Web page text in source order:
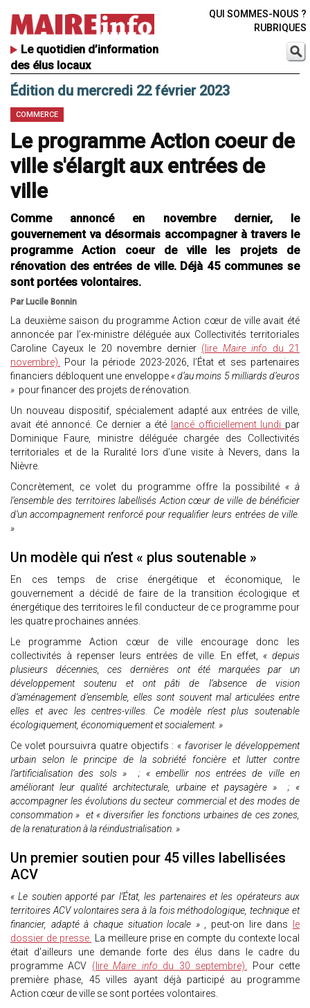
Le quotidien d’information
des élus locaux
QUI SOMMES-NOUS ?
RUBRIQUES
Édition du mercredi 22 février 2023
COMMERCE
Le programme Action coeur de
ville s'élargit aux entrées de
ville
Comme annoncé en novembre dernier, le
gouvernement va désormais accompagner à travers le
programme Action coeur de ville les projets de
rénovation des entrées de ville. Déjà 45 communes se
sont portées volontaires.
Par Lucile Bonnin
La deuxième saison du programme Action cœur de ville avait été
annoncée par l’ex-ministre déléguée aux Collectivités territoriales
Caroline Cayeux le 20 novembre dernier (lire Maire info du 21
novembre). Pour la période 2023-2026, l’État et ses partenaires
financiers débloquent une enveloppe« d’au moins 5 milliards d’euros
» pour financer des projets de rénovation.
Un nouveau dispositif, spécialement adapté aux entrées de ville,
avait été annoncé. Ce dernier a été
lancé officiellement lundi par
Dominique Faure, ministre déléguée chargée des Collectivités
territoriales et de la Ruralité lors d’une visite à Nevers, dans la
Nièvre.
Concrètement, ce volet du programme offre la possibilité « à
l’ensemble des territoires labellisés Action cœur de ville de bénéficier
d’un accompagnement renforcé pour requalifier leurs entrées de ville.
»
Un modèle qui n’est « plus soutenable »
En ces temps de crise énergétique et économique, le
gouvernement a décidé de faire de la transition écologique et
énergétique des territoires le fil conducteur de ce programme pour
les quatre prochaines années.
Le programme Action cœur de ville encourage donc les
collectivités à repenser leurs entrées de ville. En effet, « depuis
plusieurs décennies, ces dernières ont été marquées par un
développement soutenu et ont pâti de l’absence de vision
d’aménagement d’ensemble, elles sont souvent mal articulées entre
elles et avec les centres-villes. Ce modèle n’est plus soutenable
écologiquement, économiquement et socialement. »
Ce volet poursuivra quatre objectifs : « favoriser le développement
urbain selon le principe de la sobriété foncière et lutter contre
l’artificialisation des sols » ; « embellir nos entrées de ville en
améliorant leur qualité architecturale, urbaine et paysagère » ; «
accompagner les évolutions du secteur commercial et des modes de
consommation » et « diversifier les fonctions urbaines de ces zones,
de la renaturation à la réindustrialisation. »
Un premier soutien pour 45 villes labellisées
ACV
« Le soutien apporté par l’État, les partenaires et les opérateurs aux
territoires ACV volontaires sera à la fois méthodologique, technique et
financier, adapté à chaque situation locale » , peut-on lire dans
le
dossier de presse. La meilleure prise en compte du contexte local
était d’ailleurs une demande forte des élus dans le cadre du
programme ACV (lireMaire info du 30 septembre). Pour cette
première phase, 45 villes ayant déjà participé au programme
Action cœur de ville se sont portées volontaires.